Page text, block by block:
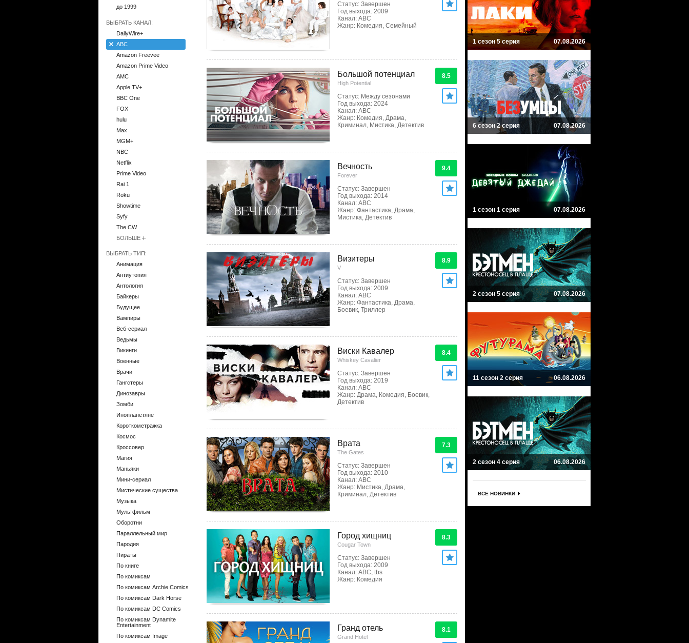
до 1999
ВЫБРАТЬ КАНАЛ:
DailyWire+
ABC
Amazon Freevee
Amazon Prime Video
AMC
Apple TV+
BBC One
FOX
hulu
Max
MGM+
NBC
Netflix
Prime Video
Rai 1
Roku
Showtime
Syfy
The CW
БОЛЬШЕ
ВЫБРАТЬ ТИП:
Анимация
Антиутопия
Антология
Байкеры
Будущее
Вампиры
Веб-сериал
Ведьмы
Викинги
Военные
Врачи
Гангстеры
Динозавры
Зомби
Инопланетяне
Короткометражка
Космос
Кроссовер
Магия
Маньяки
Мини-сериал
Мистические существа
Музыка
Мультфильм
Оборотни
Параллельный мир
Пародия
Пираты
По книге
По комиксам
По комиксам Archie Comics
По комиксам Dark Horse
По комиксам DC Comics
По комиксам Dynamite
Entertainment
По комиксам Image
Статус: Завершен
Год выхода: 2009
Канал: ABC
Жанр: Комедия, Семейный
Большой потенциал
High Potential
Статус: Между сезонами
Год выхода: 2024
Канал: ABC
Жанр: Комедия, Драма,
Криминал, Мистика, Детектив
8.5
Вечность
Forever
Статус: Завершен
Год выхода: 2014
Канал: ABC
Жанр: Фантастика, Драма,
Мистика, Детектив
9.4
Визитеры
V
Статус: Завершен
Год выхода: 2009
Канал: ABC
Жанр: Фантастика, Драма,
Боевик, Триллер
8.9
Виски Кавалер
Whiskey Cavalier
Статус: Завершен
Год выхода: 2019
Канал: ABC
Жанр: Драма, Комедия, Боевик,
Детектив
8.4
Врата
The Gates
Статус: Завершен
Год выхода: 2010
Канал: ABC
Жанр: Мистика, Драма,
Криминал, Детектив
7.3
Город хищниц
Cougar Town
Статус: Завершен
Год выхода: 2009
Канал: ABC, tbs
Жанр: Комедия
8.3
Гранд отель
Grand Hotel
8.1
1 сезон 5 серия 07.08.2026
6 сезон 2 серия 07.08.2026
1 сезон 1 серия 07.08.2026
2 сезон 5 серия 07.08.2026
11 сезон 2 серия 06.08.2026
2 сезон 4 серия 06.08.2026
ВСЕ НОВИНКИ